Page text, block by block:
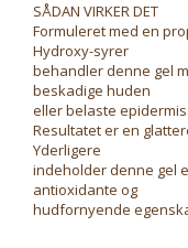
SÅDAN VIRKER DET
Formuleret med en
Hydroxy-syrer
behandler denne gel
beskadige huden
eller belaste epidermis.
Resultatet er en
Yderligere
indeholder denne gel
antioxidante og
hudfornyende